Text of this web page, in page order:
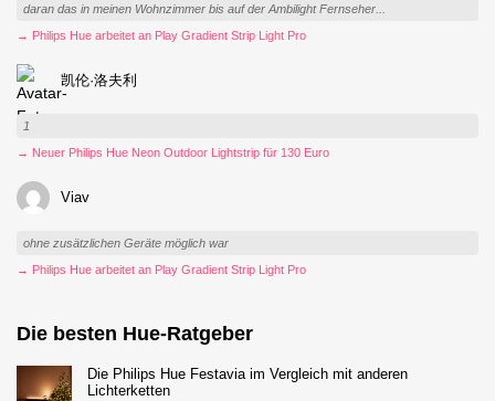
daran das in meinen Wohnzimmer bis auf der Ambilight Fernseher...
→ Philips Hue arbeitet an Play Gradient Strip Light Pro
凯伦·洛夫利
1
→ Neuer Philips Hue Neon Outdoor Lightstrip für 130 Euro
Viav
ohne zusätzlichen Geräte möglich war
→ Philips Hue arbeitet an Play Gradient Strip Light Pro
Die besten Hue-Ratgeber
Die Philips Hue Festavia im Vergleich mit anderen
Lichterketten